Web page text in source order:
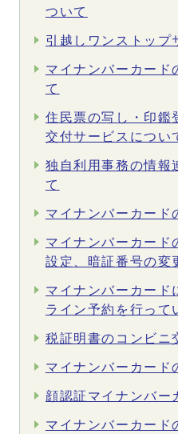
ついて
引越しワンストップ
マイナンバーカード
て
住民票の写し・印鑑
交付サービスについ
独自利用事務の情報
て
マイナンバーカード
マイナンバーカード
設定、暗証番号の変
マイナンバーカード
ライン予約を行って
税証明書のコンビニ
マイナンバーカード
顔認証マイナンバー
マイナンバーカード